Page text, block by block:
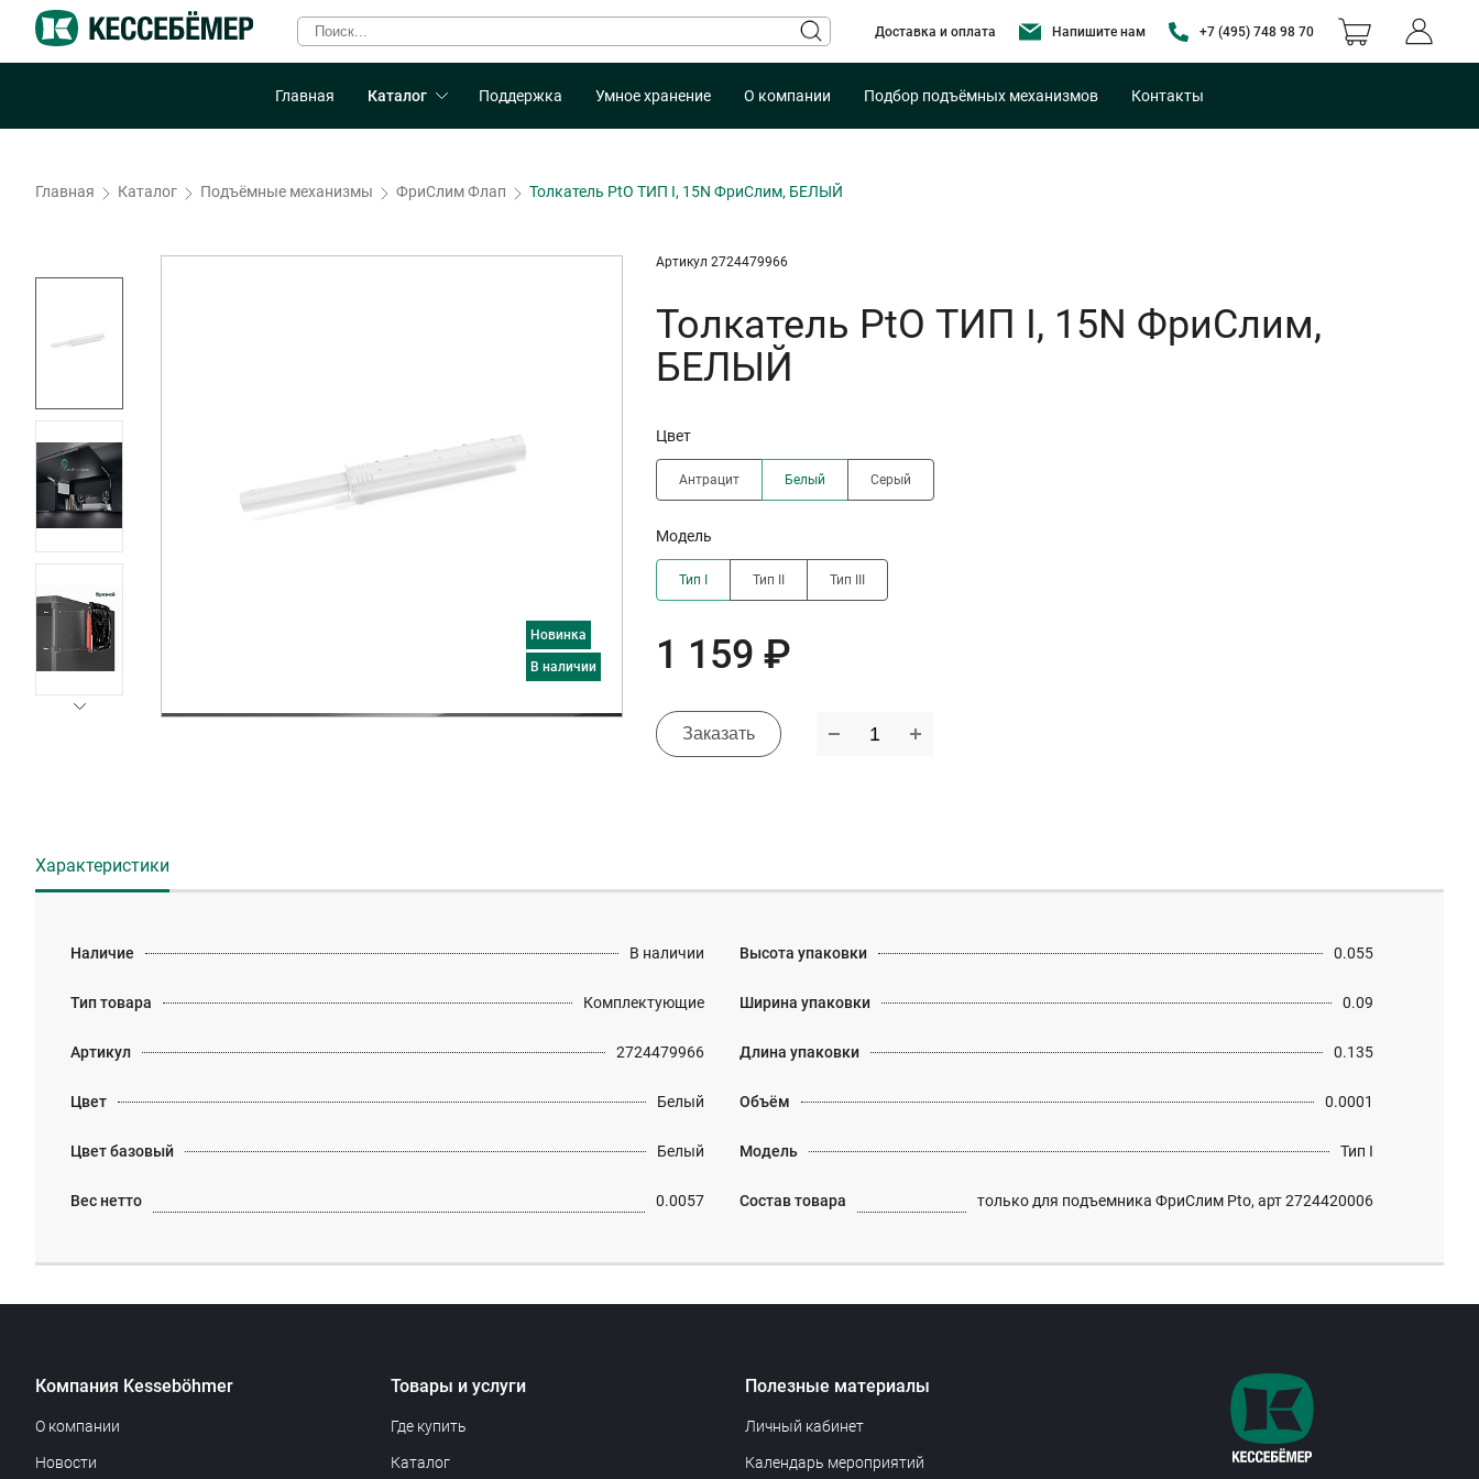
Доставка и оплата Напишите нам +7 (495) 748 98 70
Главная Каталог Поддержка Умное хранение О компании Подбор подъёмных механизмов Контакты
Главная Каталог Подъёмные механизмы ФриСлим Флап Толкатель PtO ТИП I, 15N ФриСлим, БЕЛЫЙ
Новинка
в наличии
Артикул 2724479966
Толкатель PtO ТИП I, 15N ФриСлим,
БЕЛЫЙ
Цвет
Антрацит Белый Серый
Модель
Тип I Тип II Тип III
1 159 ₽
Заказать
Характеристики
Наличие В наличии
Тип товара Комплектующие
Артикул 2724479966
Цвет Белый
Цвет базовый Белый
Вес нетто 0.0057
Высота упаковки 0.055
Ширина упаковки 0.09
Длина упаковки 0.135
Объём 0.0001
Модель Тип I
Состав товара только для подъемника ФриСлим Pto, арт 2724420006
Компания Kesseböhmer
О компании
Новости
Товары и услуги
Где купить
Каталог
Полезные материалы
Личный кабинет
Календарь мероприятий